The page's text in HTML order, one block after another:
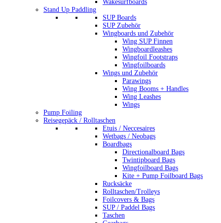
Wakesurfboards
Stand Up Paddling
SUP Boards
SUP Zubehör
Wingboards und Zubehör
Wing SUP Finnen
Wingboardleashes
Wingfoil Footstraps
Wingfoilboards
Wings und Zubehör
Parawings
Wing Booms + Handles
Wing Leashes
Wings
Pump Foiling
Reisegepäck / Rolltaschen
Etuis / Neccesaires
Wetbags / Neobags
Boardbags
Directionalboard Bags
Twintipboard Bags
Wingfoilboard Bags
Kite + Pump Foilboard Bags
Rucksäcke
Rolltaschen/Trolleys
Foilcovers & Bags
SUP / Paddel Bags
Taschen